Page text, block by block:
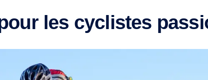
les cyclistes